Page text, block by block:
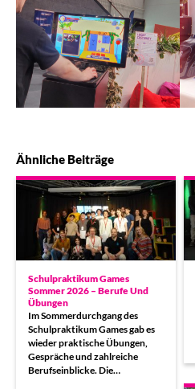
Ähnliche Beiträge
Schulpraktikum Games
Sommer 2026 – Berufe Und
Übungen
Im Sommerdurchgang des
Schulpraktikum Games gab es
wieder praktische Übungen,
Gespräche und zahlreiche
Berufseinblicke. Die…